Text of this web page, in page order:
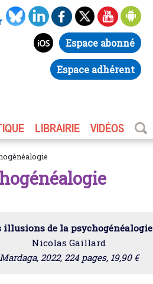
Espace abonné
Espace adhérent
LIBRAIRIE VIDÉOS
illusions de la psychogénéalogie
Nicolas Gaillard
Mardaga, 2022, 224 pages, 19,90 €